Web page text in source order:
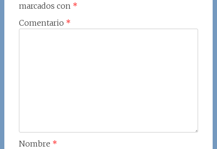
marcados con *
Comentario *
Nombre *